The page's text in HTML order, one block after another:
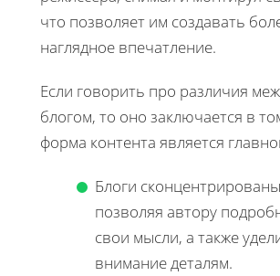
что позволяет им создавать
наглядное впечатление.
Если говорить про различия
блогом, то оно заключается в
форма контента является
Блоги
позволяя автору
свои мысли, а также
внимание деталям.